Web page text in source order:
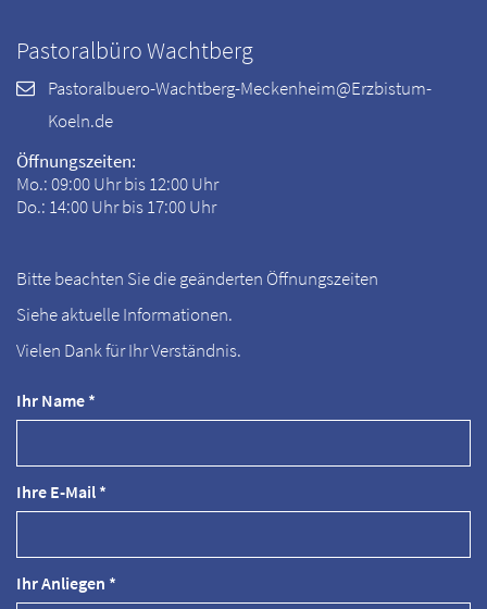
Ihr Name *
Ihre E-Mail *
Ihr Anliegen *
Pastoralbüro Wachtberg
Pastoralbuero-Wachtberg-Meckenheim@Erzbistum-
Koeln.de
Öffnungszeiten:
Mo.: 09:00 Uhr bis 12:00 Uhr
Do.: 14:00 Uhr bis 17:00 Uhr
Bitte beachten Sie die geänderten Öffnungszeiten
Siehe aktuelle Informationen.
Vielen Dank für Ihr Verständnis.